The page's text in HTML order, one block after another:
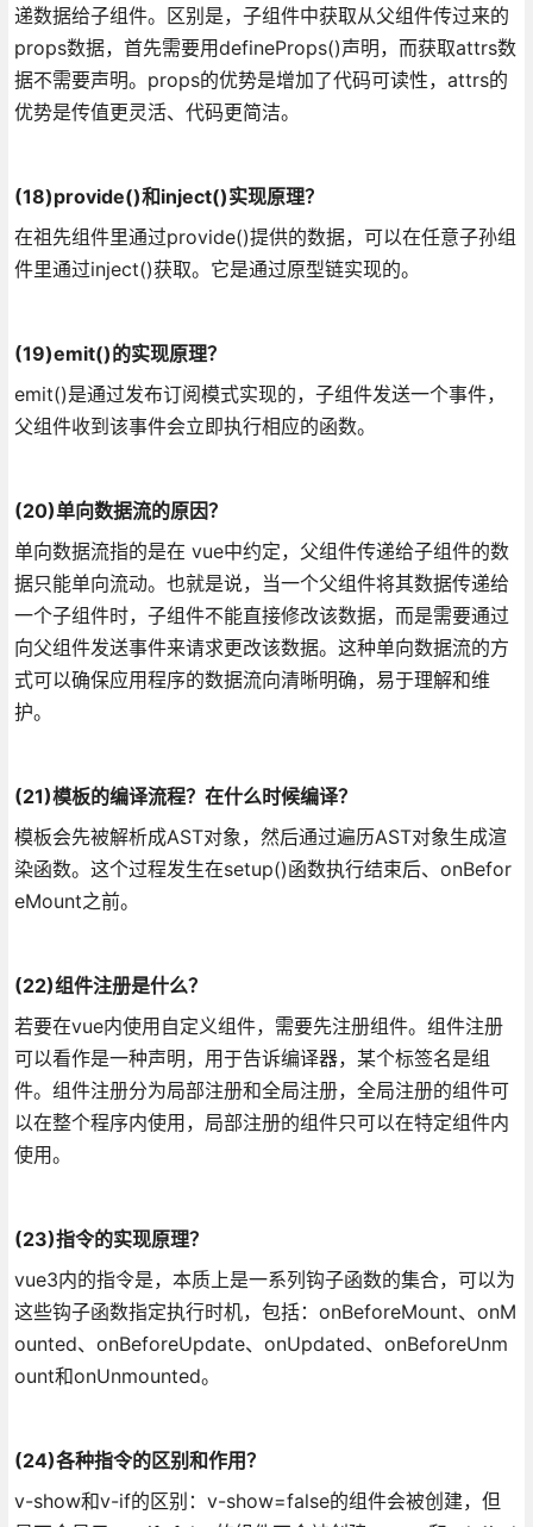
递数据给子组件。区别是，子组件中获取从父组件传过来的
props数据，首先需要用defineProps()声明，而获取attrs数
据不需要声明。props的优势是增加了代码可读性，attrs的
优势是传值更灵活、代码更简洁。
(18)provide()和inject()实现原理？
在祖先组件里通过provide()提供的数据，可以在任意子孙组
件里通过inject()获取。它是通过原型链实现的。
(19)emit()的实现原理？
emit()是通过发布订阅模式实现的，子组件发送一个事件，
父组件收到该事件会立即执行相应的函数。
(20)单向数据流的原因？
单向数据流指的是在 vue中约定，父组件传递给子组件的数
据只能单向流动。也就是说，当一个父组件将其数据传递给
一个子组件时，子组件不能直接修改该数据，而是需要通过
向父组件发送事件来请求更改该数据。这种单向数据流的方
式可以确保应用程序的数据流向清晰明确，易于理解和维
护。
(21)模板的编译流程？在什么时候编译？
模板会先被解析成AST对象，然后通过遍历AST对象生成渲
染函数。这个过程发生在setup()函数执行结束后、onBefor
eMount之前。
(22)组件注册是什么？
若要在vue内使用自定义组件，需要先注册组件。组件注册
可以看作是一种声明，用于告诉编译器，某个标签名是组
件。组件注册分为局部注册和全局注册，全局注册的组件可
以在整个程序内使用，局部注册的组件只可以在特定组件内
使用。
(23)指令的实现原理？
vue3内的指令是，本质上是一系列钩子函数的集合，可以为
这些钩子函数指定执行时机，包括：onBeforeMount、onM
ounted、onBeforeUpdate、onUpdated、onBeforeUnm
ount和onUnmounted。
(24)各种指令的区别和作用？
v-show和v-if的区别：v-show=false的组件会被创建，但